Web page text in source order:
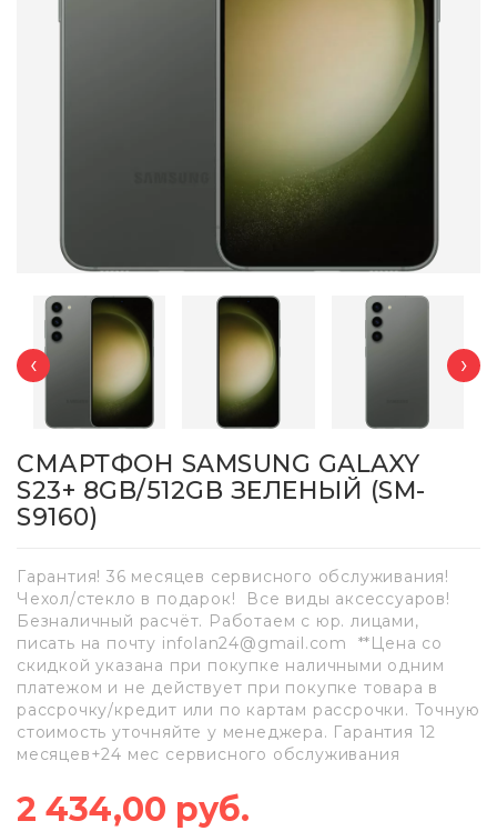
‹ ›
СМАРТФОН SAMSUNG GALAXY
S23+ 8GB/512GB ЗЕЛЕНЫЙ (SM-
S9160)
Гарантия! 36 месяцев сервисного обслуживания!
Чехол/стекло в подарок! Все виды аксессуаров!
Безналичный расчёт. Работаем с юр. лицами,
писать на почту infolan24@gmail.com **Цена со
скидкой указана при покупке наличными одним
платежом и не действует при покупке товара в
рассрочку/кредит или по картам рассрочки. Точную
стоимость уточняйте у менеджера. Гарантия 12
месяцев+24 мес сервисного обслуживания
2 434,00 руб.